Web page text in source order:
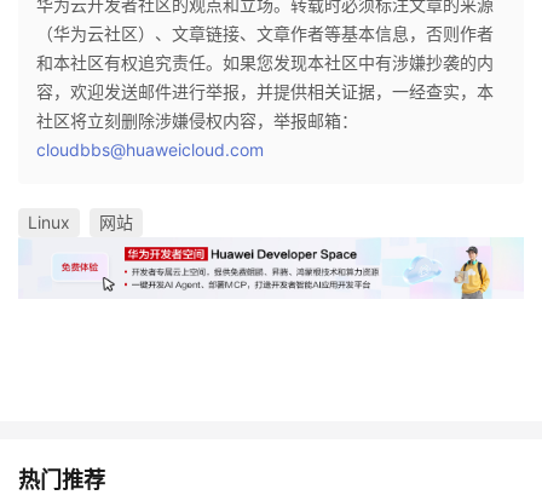
证
实
验
的
收
藏
持
建
议
华为云开发者社区的观点和立场。转载时必须标注文章的来源
（华为云社区）、文章链接、文章作者等基本信息，否则作者
和本社区有权追究责任。如果您发现本社区中有涉嫌抄袭的内
容，欢迎发送邮件进行举报，并提供相关证据，一经查实，本
社区将立刻删除涉嫌侵权内容，举报邮箱：
cloudbbs@huaweicloud.com
Linux 网站
热门推荐